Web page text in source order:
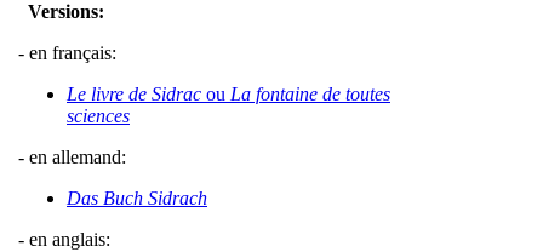
Versions:
- en français:
Le livre de Sidrac ou La fontaine de toutes
sciences
- en allemand:
Das Buch Sidrach
- en anglais: